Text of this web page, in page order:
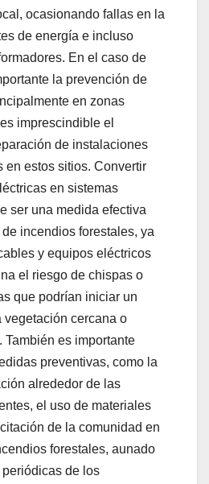
ocasionando fallas en la
de energía e incluso
En el caso de
la prevención de
en zonas
imprescindible el
de instalaciones
en estos sitios. Convertir
en sistemas
ser una medida efectiva
incendios forestales, ya
y equipos eléctricos
el riesgo de chispas o
que podrían iniciar un
vegetación cercana o
es importante
preventivas, como la
alrededor de las
el uso de materiales
de la comunidad en
forestales, aunado
de los